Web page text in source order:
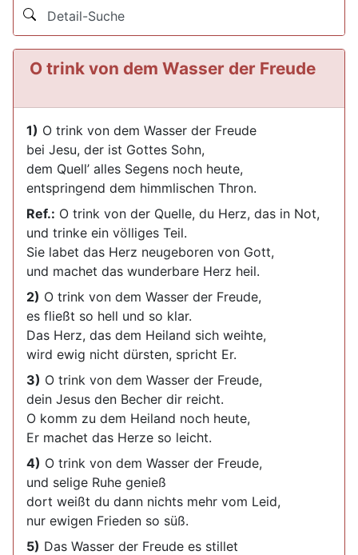
Detail-Suche
O trink von dem Wasser der Freude
1) O trink von dem Wasser der Freude
bei Jesu, der ist Gottes Sohn,
dem Quell’ alles Segens noch heute,
entspringend dem himmlischen Thron.
Ref.: O trink von der Quelle, du Herz, das in Not,
und trinke ein völliges Teil.
Sie labet das Herz neugeboren von Gott,
und machet das wunderbare Herz heil.
2) O trink von dem Wasser der Freude,
es fließt so hell und so klar.
Das Herz, das dem Heiland sich weihte,
wird ewig nicht dürsten, spricht Er.
3) O trink von dem Wasser der Freude,
dein Jesus den Becher dir reicht.
O komm zu dem Heiland noch heute,
Er machet das Herze so leicht.
4) O trink von dem Wasser der Freude,
und selige Ruhe genieß
dort weißt du dann nichts mehr vom Leid,
nur ewigen Frieden so süß.
5) Das Wasser der Freude es stillet